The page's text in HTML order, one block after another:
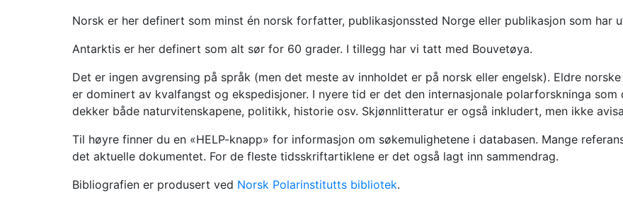
Norsk er her definert som minst én norsk forfatter, publikasjonssted Norge eller publikasjon som har
Antarktis er her definert som alt sør for 60 grader. I tillegg har vi tatt med Bouvetøya.
Det er ingen avgrensing på språk (men det meste av innholdet er på norsk eller engelsk). Eldre
er dominert av kvalfangst og ekspedisjoner. I nyere tid er det den internasjonale polarforskninga
dekker både naturvitenskapene, politikk, historie osv. Skjønnlitteratur er også inkludert, men ikke
Til høyre finner du en «HELP-knapp» for informasjon om søkemulighetene i databasen. Mange
det aktuelle dokumentet. For de fleste tidsskriftartiklene er det også lagt inn sammendrag.
Bibliografien er produsert ved Norsk Polarinstitutts bibliotek.